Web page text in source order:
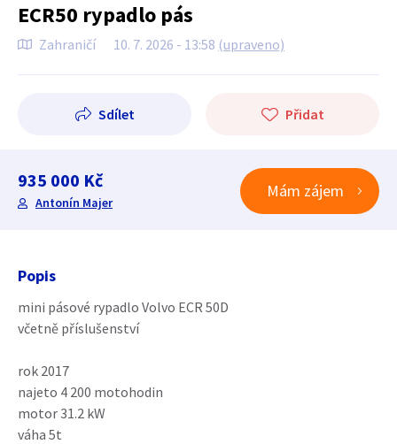
ECR50 rypadlo pás
Zahraničí 10. 7. 2026 - 13:58 (upraveno)
Sdílet Přidat
935 000 Kč
Antonín Majer
Mám zájem
Popis
mini pásové rypadlo Volvo ECR 50D
včetně příslušenství
rok 2017
najeto 4 200 motohodin
motor 31.2 kW
váha 5t